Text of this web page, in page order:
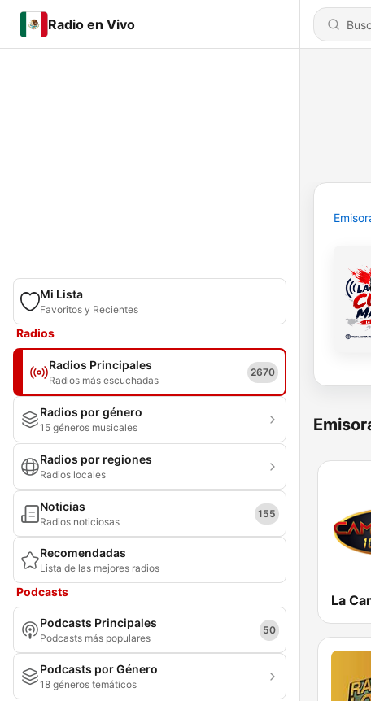
Radio en Vivo
Mi Lista
Favoritos y Recientes
Radios
Radios Principales
Radios más escuchadas
2670
Radios por género
15 géneros musicales
Radios por regiones
Radios locales
Noticias
Radios noticiosas
155
Recomendadas
Lista de las mejores radios
Podcasts
Podcasts Principales
Podcasts más populares
50
Podcasts por Género
18 géneros temáticos